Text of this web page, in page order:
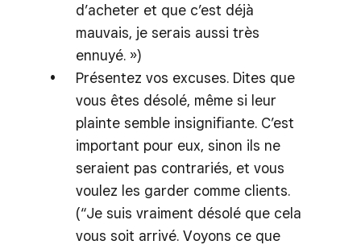
d’acheter et que c’est déjà
mauvais, je serais aussi très
ennuyé. »)
Présentez vos excuses. Dites que
vous êtes désolé, même si leur
plainte semble insignifiante. C’est
important pour eux, sinon ils ne
seraient pas contrariés, et vous
voulez les garder comme clients.
(“Je suis vraiment désolé que cela
vous soit arrivé. Voyons ce que